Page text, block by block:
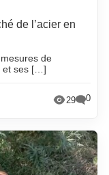
de l’acier en
de
et ses […]
29 0